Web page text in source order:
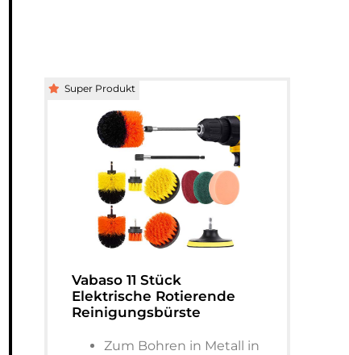
Vabaso 11 Stück
Elektrische Rotierende
Reinigungsbürste
Zum Bohren in Metall in
Super Produkt